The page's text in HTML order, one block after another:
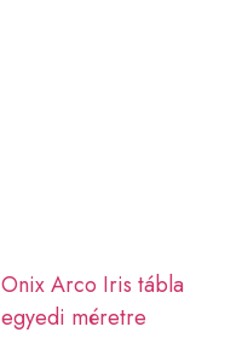
Onix Arco Iris tábla
egyedi méretre